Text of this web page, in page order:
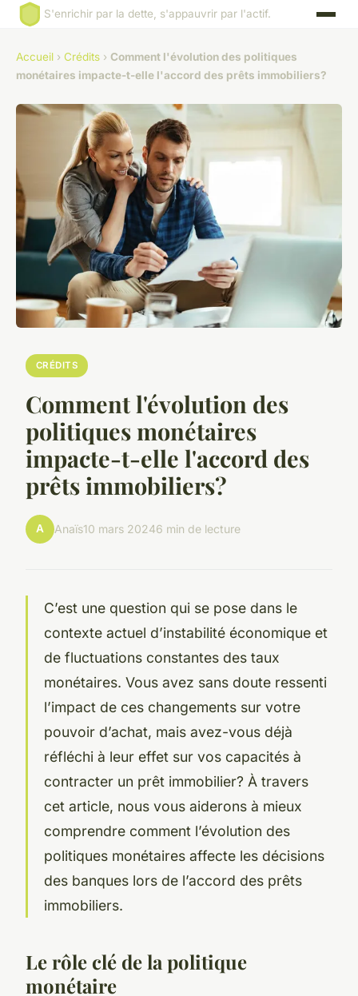
S'enrichir par la dette, s'appauvrir par l'actif.
Accueil › Crédits › Comment l'évolution des politiques
monétaires impacte-t-elle l'accord des prêts immobiliers?
CRÉDITS
Comment l'évolution des
politiques monétaires
impacte-t-elle l'accord des
prêts immobiliers?
A Anaïs10 mars 20246 min de lecture
C’est une question qui se pose dans le
contexte actuel d’instabilité économique et
de fluctuations constantes des taux
monétaires. Vous avez sans doute ressenti
l’impact de ces changements sur votre
pouvoir d’achat, mais avez-vous déjà
réfléchi à leur effet sur vos capacités à
contracter un prêt immobilier? À travers
cet article, nous vous aiderons à mieux
comprendre comment l’évolution des
politiques monétaires affecte les décisions
des banques lors de l’accord des prêts
immobiliers.
Le rôle clé de la politique
monétaire